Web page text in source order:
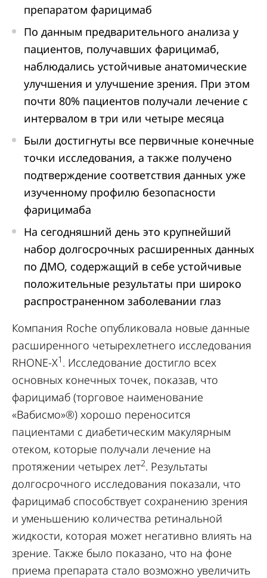
препаратом фарицимаб
По данным предварительного анализа у
пациентов, получавших фарицимаб,
наблюдались устойчивые анатомические
улучшения и улучшение зрения. При этом
почти 80% пациентов получали лечение с
интервалом в три или четыре месяца
Были достигнуты все первичные конечные
точки исследования, а также получено
подтверждение соответствия данных уже
изученному профилю безопасности
фарицимаба
На сегодняшний день это крупнейший
набор долгосрочных расширенных данных
по ДМО, содержащий в себе устойчивые
положительные результаты при широко
распространенном заболевании глаз
Компания Roche опубликовала новые данные
расширенного четырехлетнего исследования
RHONE-X1 . Исследование достигло всех
основных конечных точек, показав, что
фарицимаб (торговое наименование
«Вабисмо»®) хорошо переносится
пациентами с диабетическим макулярным
отеком, которые получали лечение на
протяжении четырех лет2. Результаты
долгосрочного исследования показали, что
фарицимаб способствует сохранению зрения
и уменьшению количества ретинальной
жидкости, которая может негативно влиять на
зрение. Также было показано, что на фоне
приема препарата стало возможно увеличить